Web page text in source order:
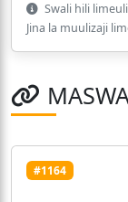
Swali hili
Jina la muulizaji
#1164